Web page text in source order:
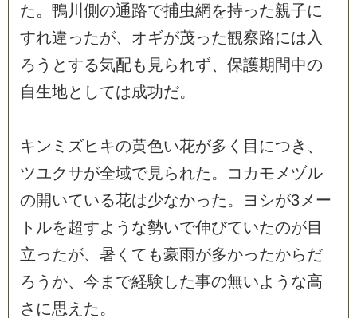
た。 鴨 川 側の通路で捕虫網を持った親子に
すれ違ったが、 オギが茂った観察路には 入
ろ う とする気配も 見られず、 保護期間中の
自生地と しては成功だ。
キン ミ ズヒ キの黄色い花が多 く 目 につき 、
ツユクサが全域で見られた。 コ カモ メ ヅル
の開いている花は少なかった。 ヨ シが3メ ー
ト ルを超すよ う な勢いで伸びていたのが目
立 ったが、 暑 く て も豪雨が多かったからだ
ろ う か、 今 ま で経験 した事の無いよ う な高
さ に思 え た。